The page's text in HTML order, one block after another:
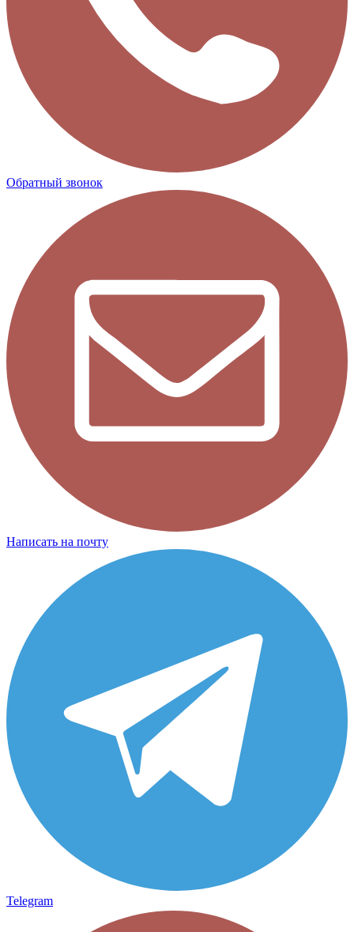
Обратный звонок
Написать на почту
Telegram